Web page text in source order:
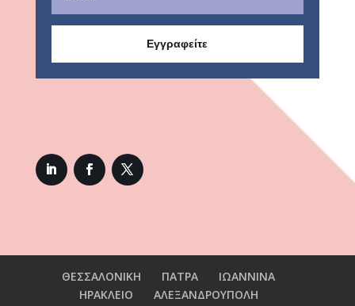
Εγγραφείτε
ΘΕΣΣΑΛΟΝΙΚΗ ΠΑΤΡΑ
ΙΩΑΝΝΙΝΑ
ΗΡΑΚΛΕΙΟ
ΑΛΕΞΑΝΔΡΟΥΠΟΛΗ